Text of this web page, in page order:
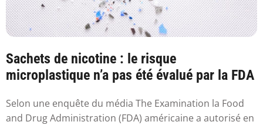
Sachets de nicotine : le risque
microplastique n’a pas été évalué par la FDA
Selon une enquête du média The Examination la Food
and Drug Administration (FDA) américaine a autorisé en